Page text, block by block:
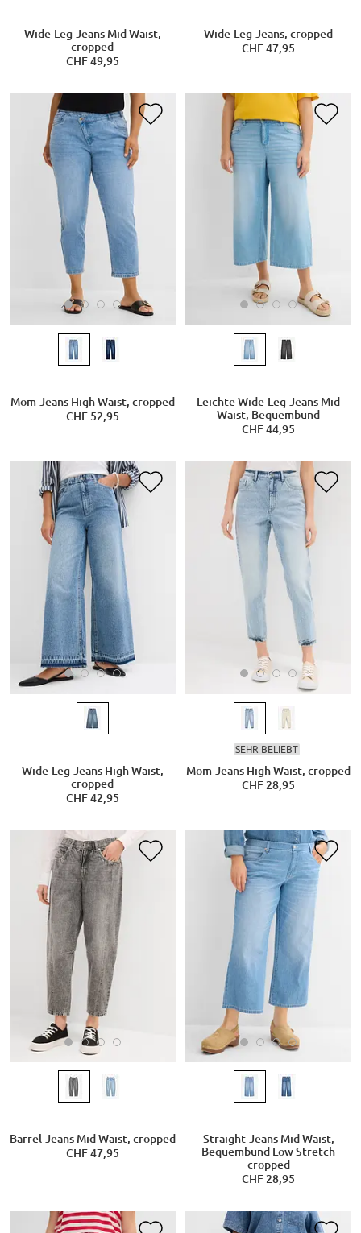
Wide-Leg-Jeans Mid Waist,
cropped
CHF 49,95
Wide-Leg-Jeans, cropped
CHF 47,95
Mom-Jeans High Waist, cropped
CHF 52,95
Leichte Wide-Leg-Jeans Mid
Waist, Bequembund
CHF 44,95
Wide-Leg-Jeans High Waist,
cropped
CHF 42,95
SEHR BELIEBT
Mom-Jeans High Waist, cropped
CHF 28,95
Barrel-Jeans Mid Waist, cropped
CHF 47,95
Straight-Jeans Mid Waist,
Bequembund Low Stretch
cropped
CHF 28,95